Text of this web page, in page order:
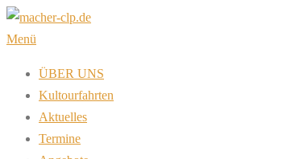
Zum
Inhalt
Menü
ÜBER UNS
Kultourfahrten
Aktuelles
Termine